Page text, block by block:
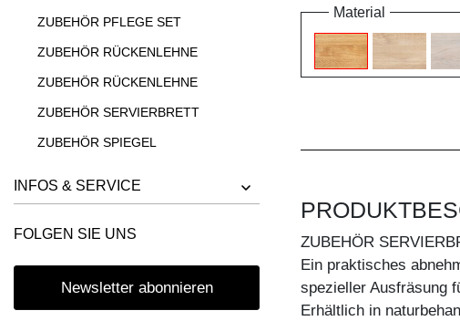
ZUBEHÖR PFLEGE SET
ZUBEHÖR RÜCKENLEHNE
ZUBEHÖR RÜCKENLEHNE
ZUBEHÖR SERVIERBRETT
ZUBEHÖR SPIEGEL
INFOS & SERVICE
FOLGEN SIE UNS
Newsletter abonnieren
Material
ZUBEHÖR
Ein praktisches
spezieller Ausfräsung
Erhältlich in